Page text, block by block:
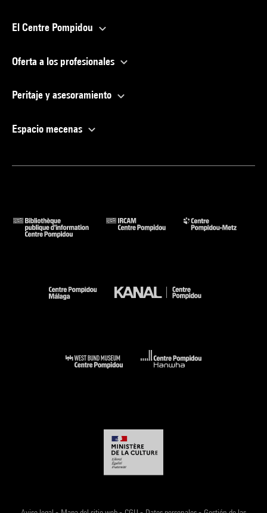
El Centre Pompidou
Oferta a los profesionales
Peritaje y asesoramiento
Espacio mecenas